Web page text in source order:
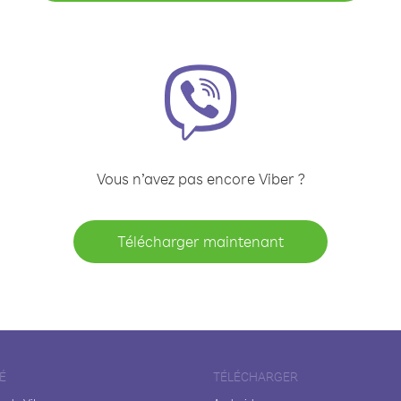
Vous n’avez pas encore Viber ?
Télécharger maintenant
TÉLÉCHARGER